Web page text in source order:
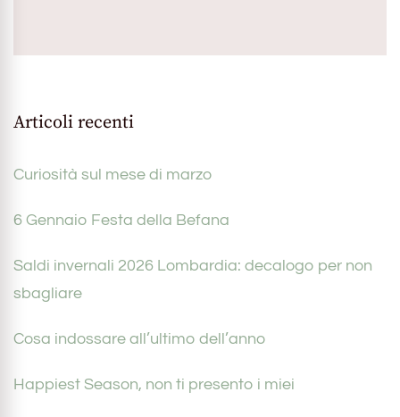
Articoli recenti
Curiosità sul mese di marzo
6 Gennaio Festa della Befana
Saldi invernali 2026 Lombardia: decalogo per non
sbagliare
Cosa indossare all’ultimo dell’anno
Happiest Season, non ti presento i miei